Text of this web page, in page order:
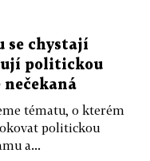
se chystají
politickou
tématu, o kterém
politickou
a...